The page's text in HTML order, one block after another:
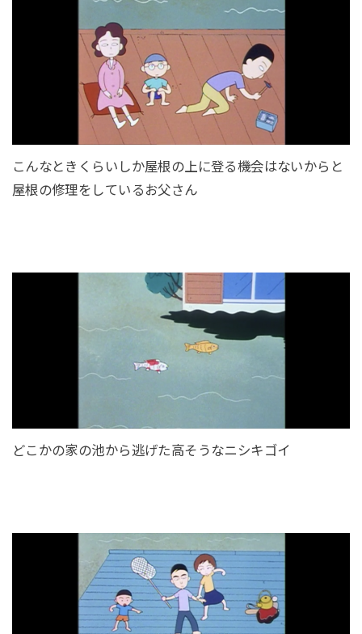
こんなときくらいしか屋根の上に登る機会はないからと
屋根の修理をしているお父さん
どこかの家の池から逃げた高そうなニシキゴイ